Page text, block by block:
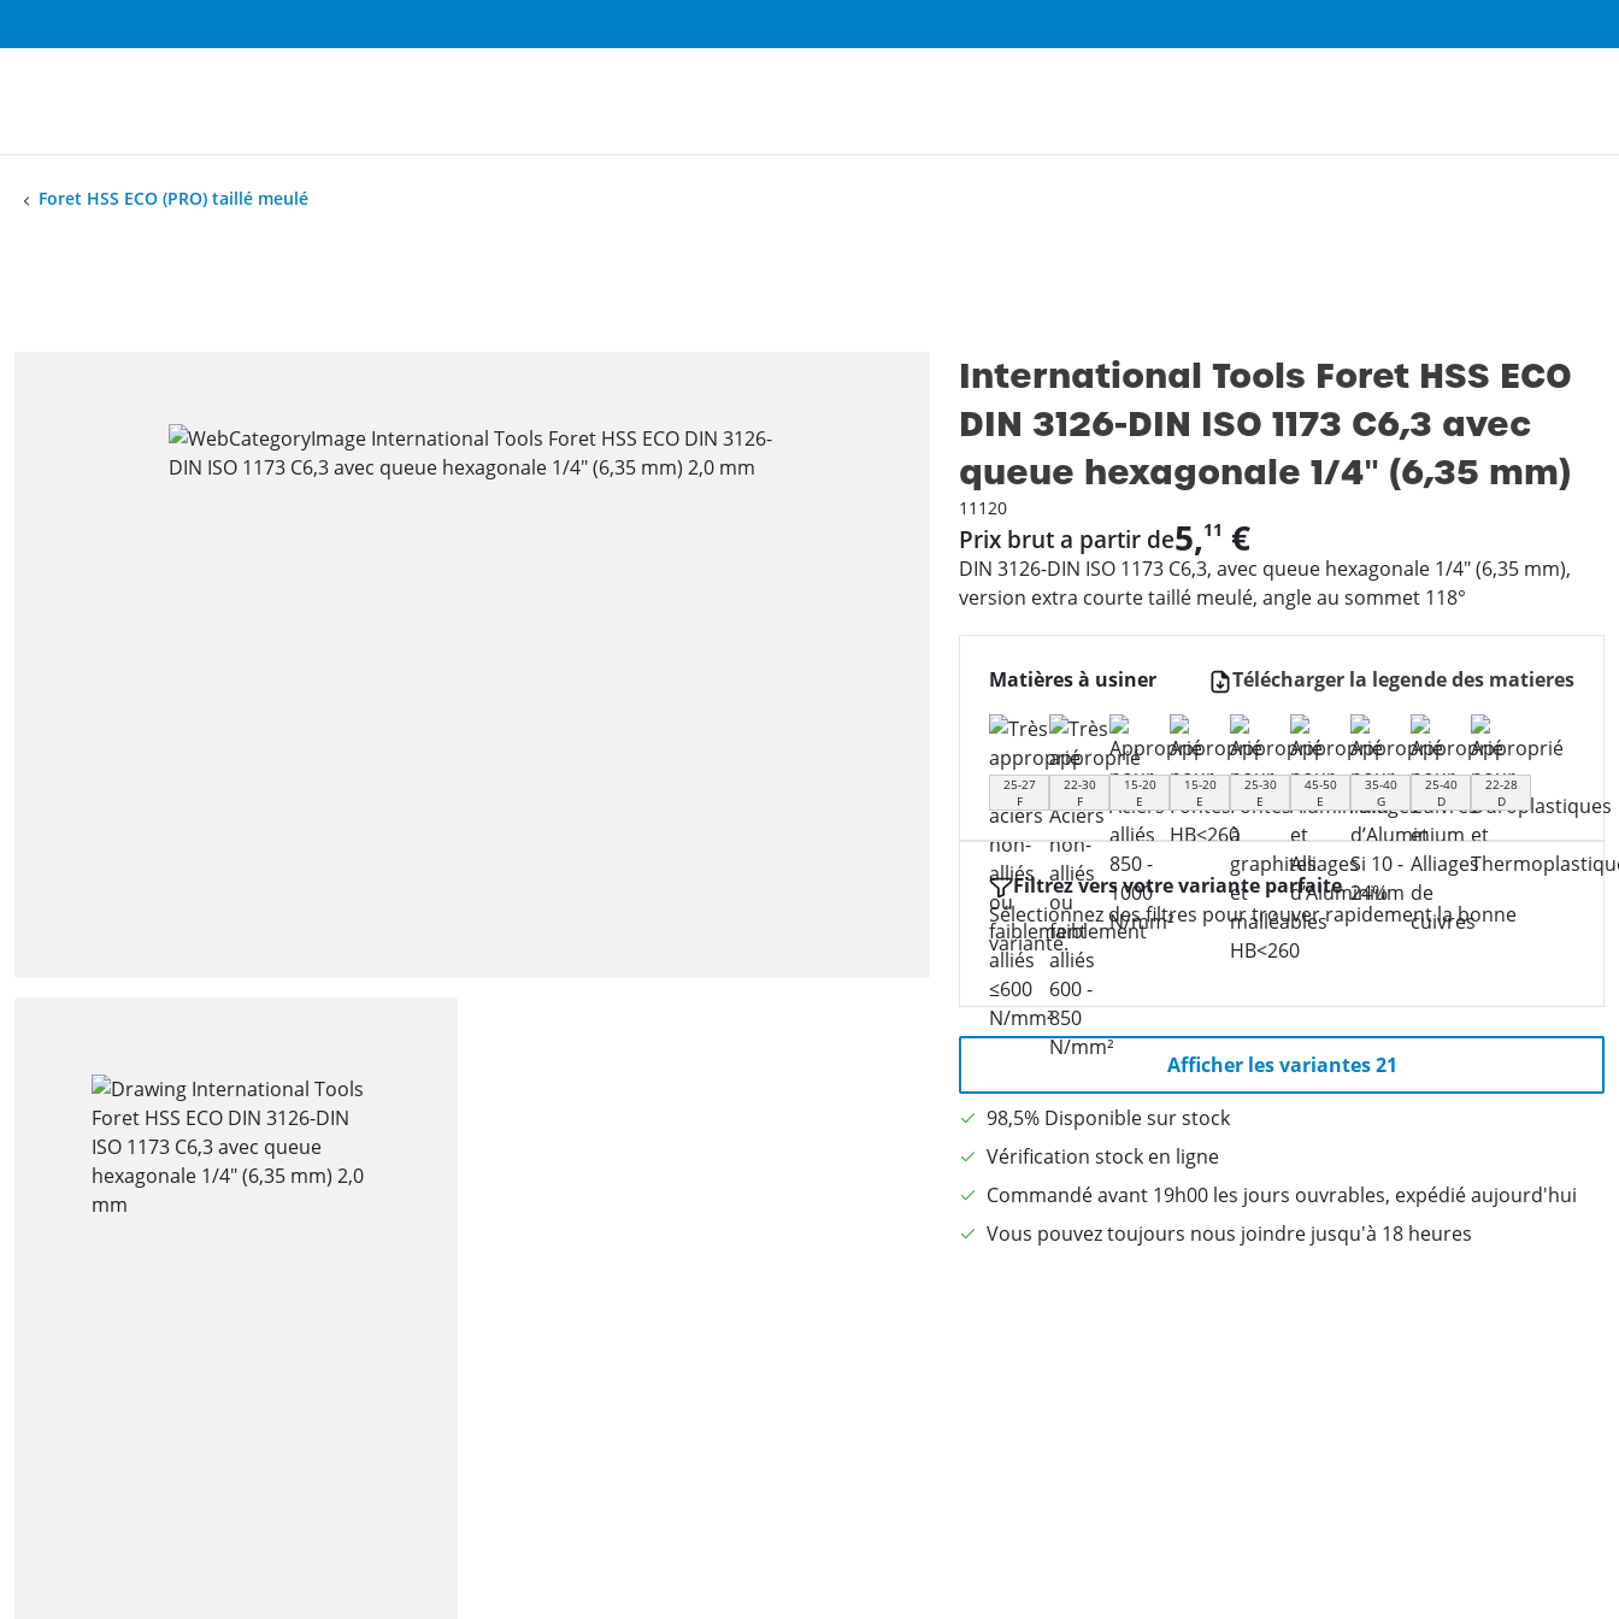
Foret HSS ECO (PRO) taillé meulé
International Tools Foret HSS ECO
DIN 3126-DIN ISO 1173 C6,3 avec
queue hexagonale 1/4″ (6,35 mm)
11120
Prix brut a partir de5,11 €
DIN 3126-DIN ISO 1173 C6,3, avec queue hexagonale 1/4″ (6,35 mm),
version extra courte taillé meulé, angle au sommet 118°
Matières à usiner Télécharger la legende des matieres
25-27
F
22-30
F
15-20
E
15-20
E
25-30
E
45-50
E
35-40
G
25-40
D
22-28
D
Filtrez vers votre variante parfaite
Sélectionnez des filtres pour trouver rapidement la bonne
variante.
Afficher les variantes 21
98,5% Disponible sur stock
Vérification stock en ligne
Commandé avant 19h00 les jours ouvrables, expédié aujourd'hui
Vous pouvez toujours nous joindre jusqu'à 18 heures